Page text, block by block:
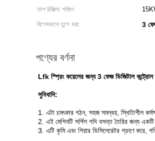
তাপ চিকিত্সা শক্তি:
বিশেষভাবে তুলে ধরা:
3
পণ্যের বর্ণনা
Lfk স্প্রিং কয়েলের জন্য 3 ফেজ ডিজিটাল কন্ট্রোল
সুবিধাদি:
1. এটা চমৎকার গঠন, সহজ সমন্বয়, স্থিতিশীল
2. এই মেশিনটি সর্পিল গদি বসন্ত তৈরির জন্য
3. এটি কৃমি এবং গিয়ার ডিসিলেরেটর গ্রহণ করে,